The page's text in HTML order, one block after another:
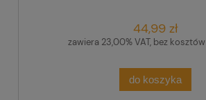
44,99 zł
zawiera 23,00% VAT, bez
do koszyka